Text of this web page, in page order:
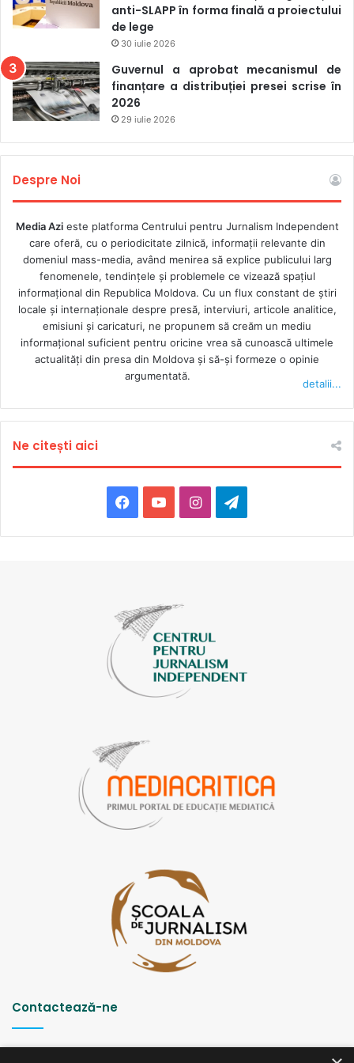
persoanelor fizice în lista organizațiilor media care
acționează ca agenți străini. „Legea agenților străini nu era
despre reglementarea finanțării externe – a fost și rămâne
un instrument de reprimare arbitrară a presei
independente”, se remarcă în textul publicat de IPI.
Până la sfârșitul anului 2021, aproximativ 1.500 de activiști
persoane juridice și persoane fizice au fost desemnate ca
organizații media care acționau ca agenți străini. Cei
rămași au fost adesea forțați să se angajeze în
autocenzură pur și simplu pentru a-și continua activitatea.
anti-SLAPP în forma finală a proiectului
de lege
30 iulie 2026
Guvernul a aprobat mecanismul de
finanțare a distribuției presei scrise în
2026
29 iulie 2026
Despre Noi
Media Azieste platforma Centrului pentru Jurnalism Independent
care oferă, cu o periodicitate zilnică, informații relevante din
domeniul mass-media, având menirea să explice publicului larg
fenomenele, tendințele și problemele ce vizează spațiul
informațional din Republica Moldova. Cu un flux constant de ştiri
locale şi internaţionale despre presă, interviuri, articole analitice,
emisiuni și caricaturi, ne propunem să creăm un mediu
informaţional suficient pentru oricine vrea să cunoască ultimele
actualităţi din presa din Moldova şi să-şi formeze o opinie
argumentată.
detalii...
Ne citești aici
Facebook
YouTubeInstagramTelegram
Contactează-ne
Strada Șciusev, 53